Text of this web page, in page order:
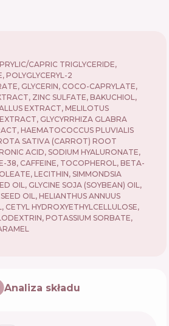
CAPRIC TRIGLYCERIDE,
POLYGLYCERYL-2
GLYCERIN, COCO-CAPRYLATE,
ZINC SULFATE, BAKUCHIOL,
EXTRACT, MELILOTUS
GLYCYRRHIZA GLABRA
HAEMATOCOCCUS PLUVIALIS
SATIVA (CARROT) ROOT
ACID, SODIUM HYALURONATE,
38, CAFFEINE, TOCOPHEROL, BETA-
LECITHIN, SIMMONDSIA
OIL, GLYCINE SOJA (SOYBEAN) OIL,
OIL, HELIANTHUS ANNUUS
CETYL HYDROXYETHYLCELLULOSE,
POTASSIUM SORBATE,
Analiza składu